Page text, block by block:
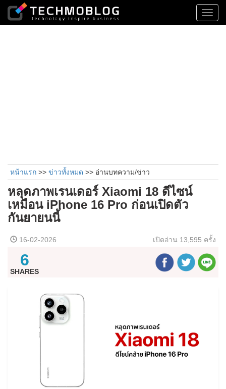
หน้าแรก >> ข่าวทั้งหมด >> อ่านบทความ/ข่าว
หลุดภาพเรนเดอร์ Xiaomi 18 ดีไซน์
เหมือน iPhone 16 Pro ก่อนเปิดตัว
กันยายนนี้
16-02-2026 เปิดอ่าน 13,595 ครั้ง
6
SHARES